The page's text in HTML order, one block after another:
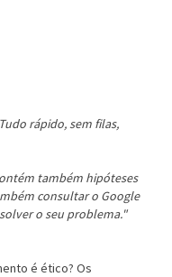
rápido, sem filas,
também hipóteses
consultar o Google
o seu problema."
é ético? Os